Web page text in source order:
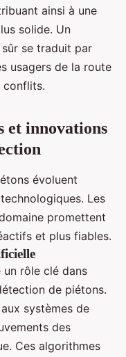
ainsi à une
solide. Un
se traduit par
usagers de la route
conflits.
et innovations
évoluent
Les
promettent
et plus fiables.
rôle clé dans
de piétons.
systèmes de
des
Ces algorithmes